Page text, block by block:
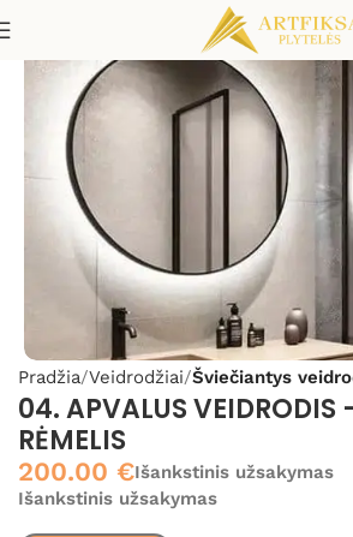
Pradžia Veidrodžiai Šviečiantys
04. APVALUS VEIDRODIS
RĖMELIS
200.00 €Išankstinis užsakymas
Išankstinis užsakymas